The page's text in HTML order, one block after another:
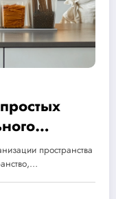
пространства